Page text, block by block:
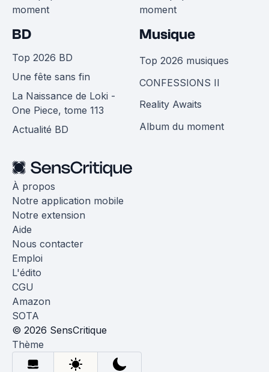
moment
moment
BD
Top 2026 BD
Une fête sans fin
La Naissance de Loki -
One Piece, tome 113
Actualité BD
Musique
Top 2026 musiques
CONFESSIONS II
Reality Awaits
Album du moment
À propos
Notre application mobile
Notre extension
Aide
Nous contacter
Emploi
L'édito
CGU
Amazon
SOTA
© 2026 SensCritique
Thème